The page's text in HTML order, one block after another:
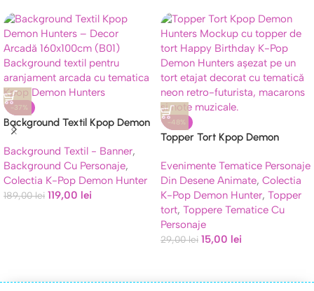
-37%
Background Textil Kpop Demon
Hunters – Decor Arcadă
160x100cm (B01)
Background Textil - Banner,
Background Cu Personaje,
Colectia K-Pop Demon Hunter
189,00lei 119,00 lei
-48%
Topper Tort Kpop Demon
Model 2 (14x13cm)
Evenimente Tematice Personaje
Din Desene Animate, Colectia
K-Pop Demon Hunter, Topper
tort, Toppere Tematice Cu
Personaje
29,00lei 15,00 lei